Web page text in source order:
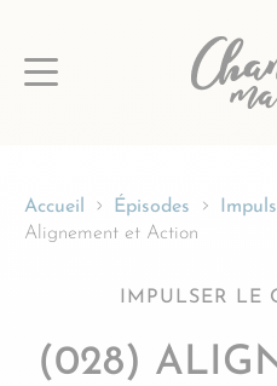
au
Accueil Épisodes
Alignement et Action
IMPULSER LE
(028)